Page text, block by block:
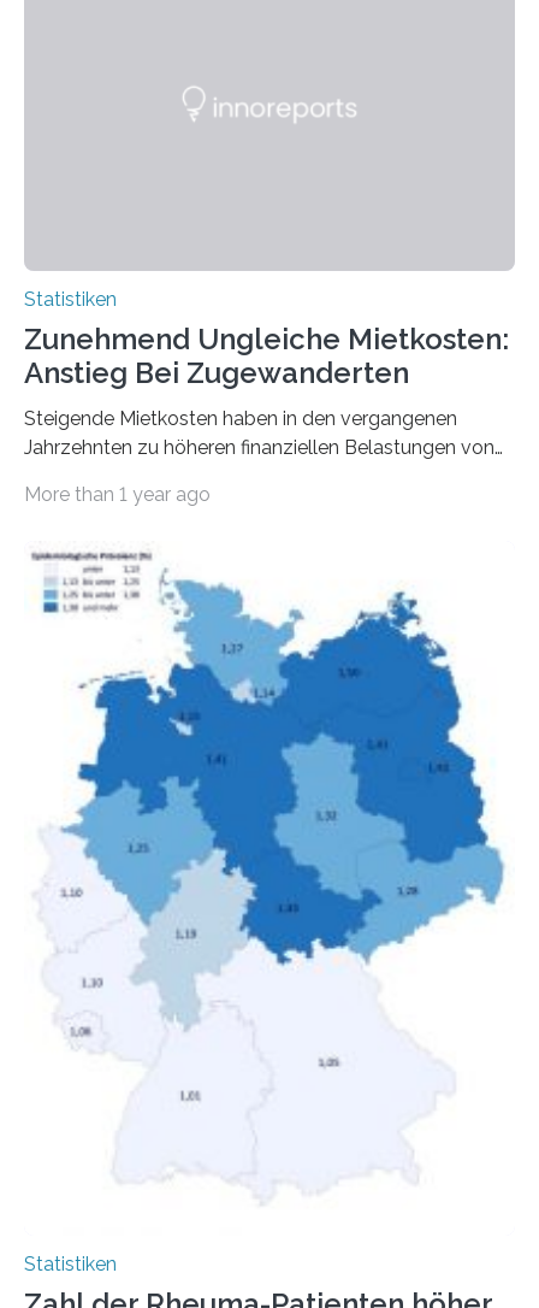
Statistiken
Zunehmend Ungleiche Mietkosten:
Anstieg Bei Zugewanderten
Steigende Mietkosten haben in den vergangenen
Jahrzehnten zu höheren finanziellen Belastungen von
Bundesinstitut für Bevölkerungsforschung (BiB)
gesamten Einkommen zwischen 1990 und 2020 für
unterschiedliche Einkommensgruppen sowie für in
Deutschland geborene Menschen und Zugewanderte
verändert hat. Das Ergebnis: Während Personen mit
hohen Einkommen (oberstes Quintil der Verteilung der
Nettoäquivalenzeinkommen) nur einen moderaten
Anstieg des Mietanteils am Gesamteinkommen
hinnehmen mussten, nahm die Belastung bei
Menschen mit…
More than 1 year ago
Statistiken